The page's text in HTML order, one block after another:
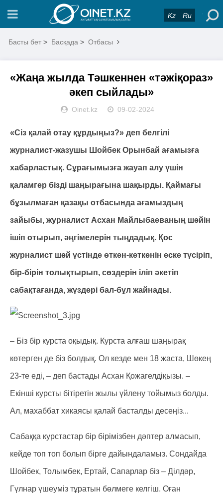
Kz Ru
Басты бет > Басқада > Отбасы
«Жаңа жылда Тәшкеннен «тәжіқораз»
әкеп сыйлады»
Oinet.kz 09-02-2024
«Сіз қалай отау құрдыңыз?» деп белгілі
журналист-жазушы Шойбек Орынбай ағамызға
хабарластық. Сұрағымызға жауап алу үшін
қаламгер бізді шаңырағына шақырды. Қаймағы
бұзылмаған қазақы отбасында ағамыздың
зайыбы, журналист Асхан Майлыбаеваның шәйін
ішіп отырып, әңгімелерін тыңдадық. Қос
журналист шәй үстінде өткен-кеткенін еске түсіріп,
бір-бірін толықтырып, сөздерін іліп әкетіп
сабақтағанда, жүздері бал-бұл жайнады.
– Біз бір курста оқыдық. Курста алғаш шаңырақ
көтерген де біз болдық. Ол кезде мен 18 жаста, Шөкең
23-те еді, – деп бастады Асхан Қожагелдіқызы. –
Екінші курсты бітіретін жылы үйлену тойымыз болды.
Ал, махаббат хикаясы қалай басталды десеңіз...
Сабаққа курстастар бір бірімізбен дәптер алмасып,
кейде топ топ болып бірге дайындаламыз. Сондайда
Шойбек, Толымбек, Ертай, Сапарлар біз – Ділдәр,
Гүлнар үшеуміз тұратын бөлмеге келгіш. Оған